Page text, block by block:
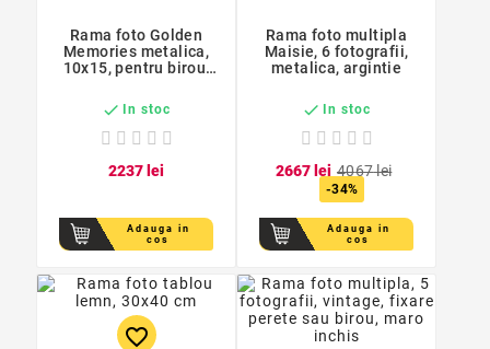
Rama foto Golden
Memories metalica,
10x15, pentru birou,
 In stoc
2237 lei
Adauga in
cos
Rama foto multipla
Maisie, 6 fotografii,
metalica, argintie
 In stoc
2667lei 4067lei
-34%
Adauga in
cos
favorite_border